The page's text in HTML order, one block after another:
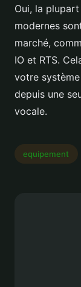
Oui, la
modernes
marché,
IO et RTS.
votre
depuis une
vocale.
equipement